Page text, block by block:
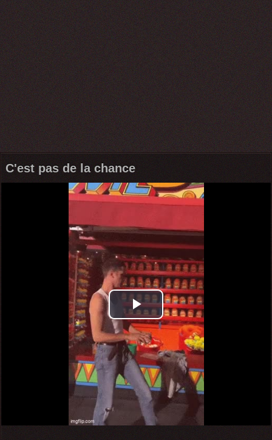
C'est pas de la chance
Play
Video